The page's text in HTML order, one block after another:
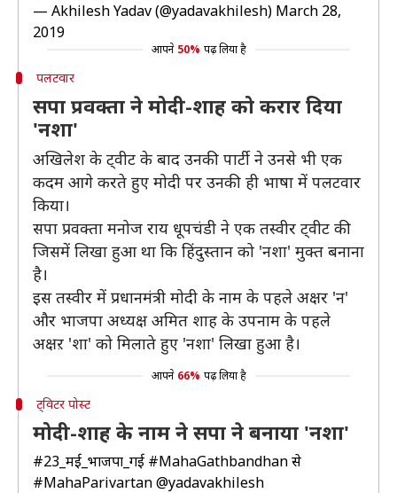
— Akhilesh Yadav (@yadavakhilesh) March 28,
2019
आपने 50% पढ़ लिया है
पलटवार
सपा प्रवक्ता ने मोदी-शाह को करार दिया
'नशा'
अखिलेश के ट्वीट के बाद उनकी पार्टी ने उनसे भी एक
कदम आगे करते हुए मोदी पर उनकी ही भाषा में पलटवार
किया।
सपा प्रवक्ता मनोज राय धूपचंडी ने एक तस्वीर ट्वीट की
जिसमें लिखा हुआ था कि हिंदुस्तान को 'नशा' मुक्त बनाना
है।
इस तस्वीर में प्रधानमंत्री मोदी के नाम के पहले अक्षर 'न'
और भाजपा अध्यक्ष अमित शाह के उपनाम के पहले
अक्षऱ 'शा' को मिलाते हुए 'नशा' लिखा हुआ है।
आपने 66% पढ़ लिया है
ट्विटर पोस्ट
मोदी-शाह के नाम ने सपा ने बनाया 'नशा'
#23_मई_भाजपा_गई #MahaGathbandhanसे
#MahaParivartan@yadavakhilesh